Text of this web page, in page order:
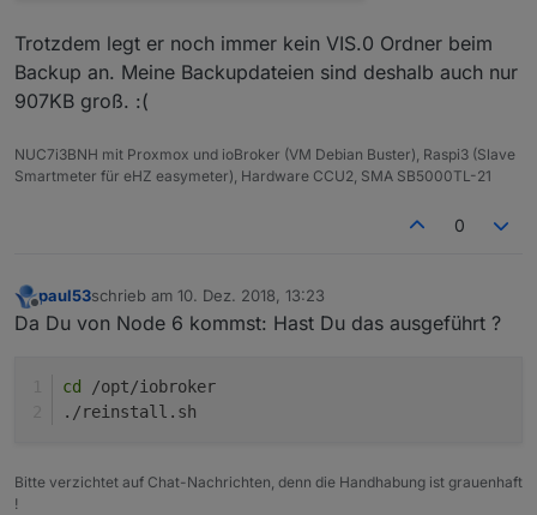
Trotzdem legt er noch immer kein VIS.0 Ordner beim
Backup an. Meine Backupdateien sind deshalb auch nur
907KB groß. :(
NUC7i3BNH mit Proxmox und ioBroker (VM Debian Buster), Raspi3 (Slave
Smartmeter für eHZ easymeter), Hardware CCU2, SMA SB5000TL-21
0
Offline
paul53schrieb am 10. Dez. 2018, 13:23
zuletzt editiert von
Da Du von Node 6 kommst: Hast Du das ausgeführt ?
cd
/opt/iobroker
./reinstall.sh
Bitte verzichtet auf Chat-Nachrichten, denn die Handhabung ist grauenhaft
!